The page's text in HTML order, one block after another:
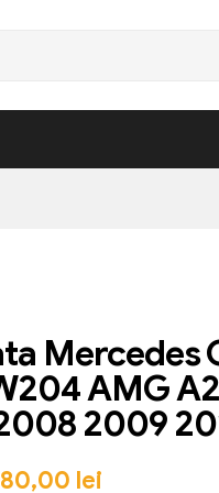
Mercedes
AMG
2009
lei